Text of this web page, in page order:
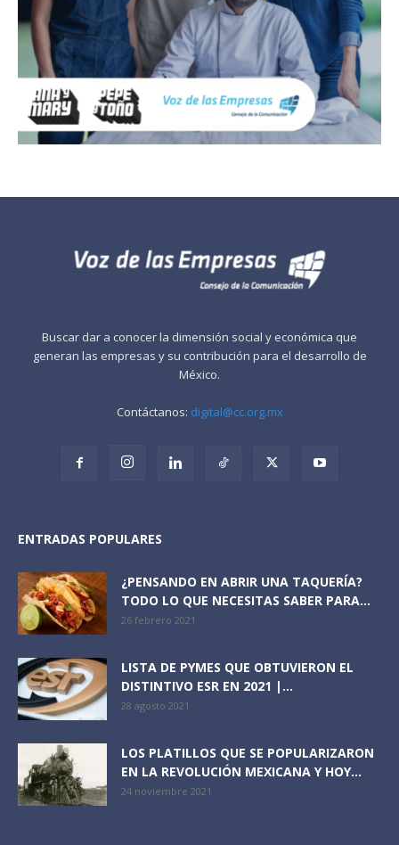
Buscar dar a conocer la dimensión social y económica que
generan las empresas y su contribución para el desarrollo de
México.
Contáctanos: digital@cc.org.mx
ENTRADAS POPULARES
¿PENSANDO EN ABRIR UNA TAQUERÍA?
TODO LO QUE NECESITAS SABER PARA...
26 febrero 2021
LISTA DE PYMES QUE OBTUVIERON EL
DISTINTIVO ESR EN 2021 |...
28 agosto 2021
LOS PLATILLOS QUE SE POPULARIZARON
EN LA REVOLUCIÓN MEXICANA Y HOY...
24 noviembre 2021